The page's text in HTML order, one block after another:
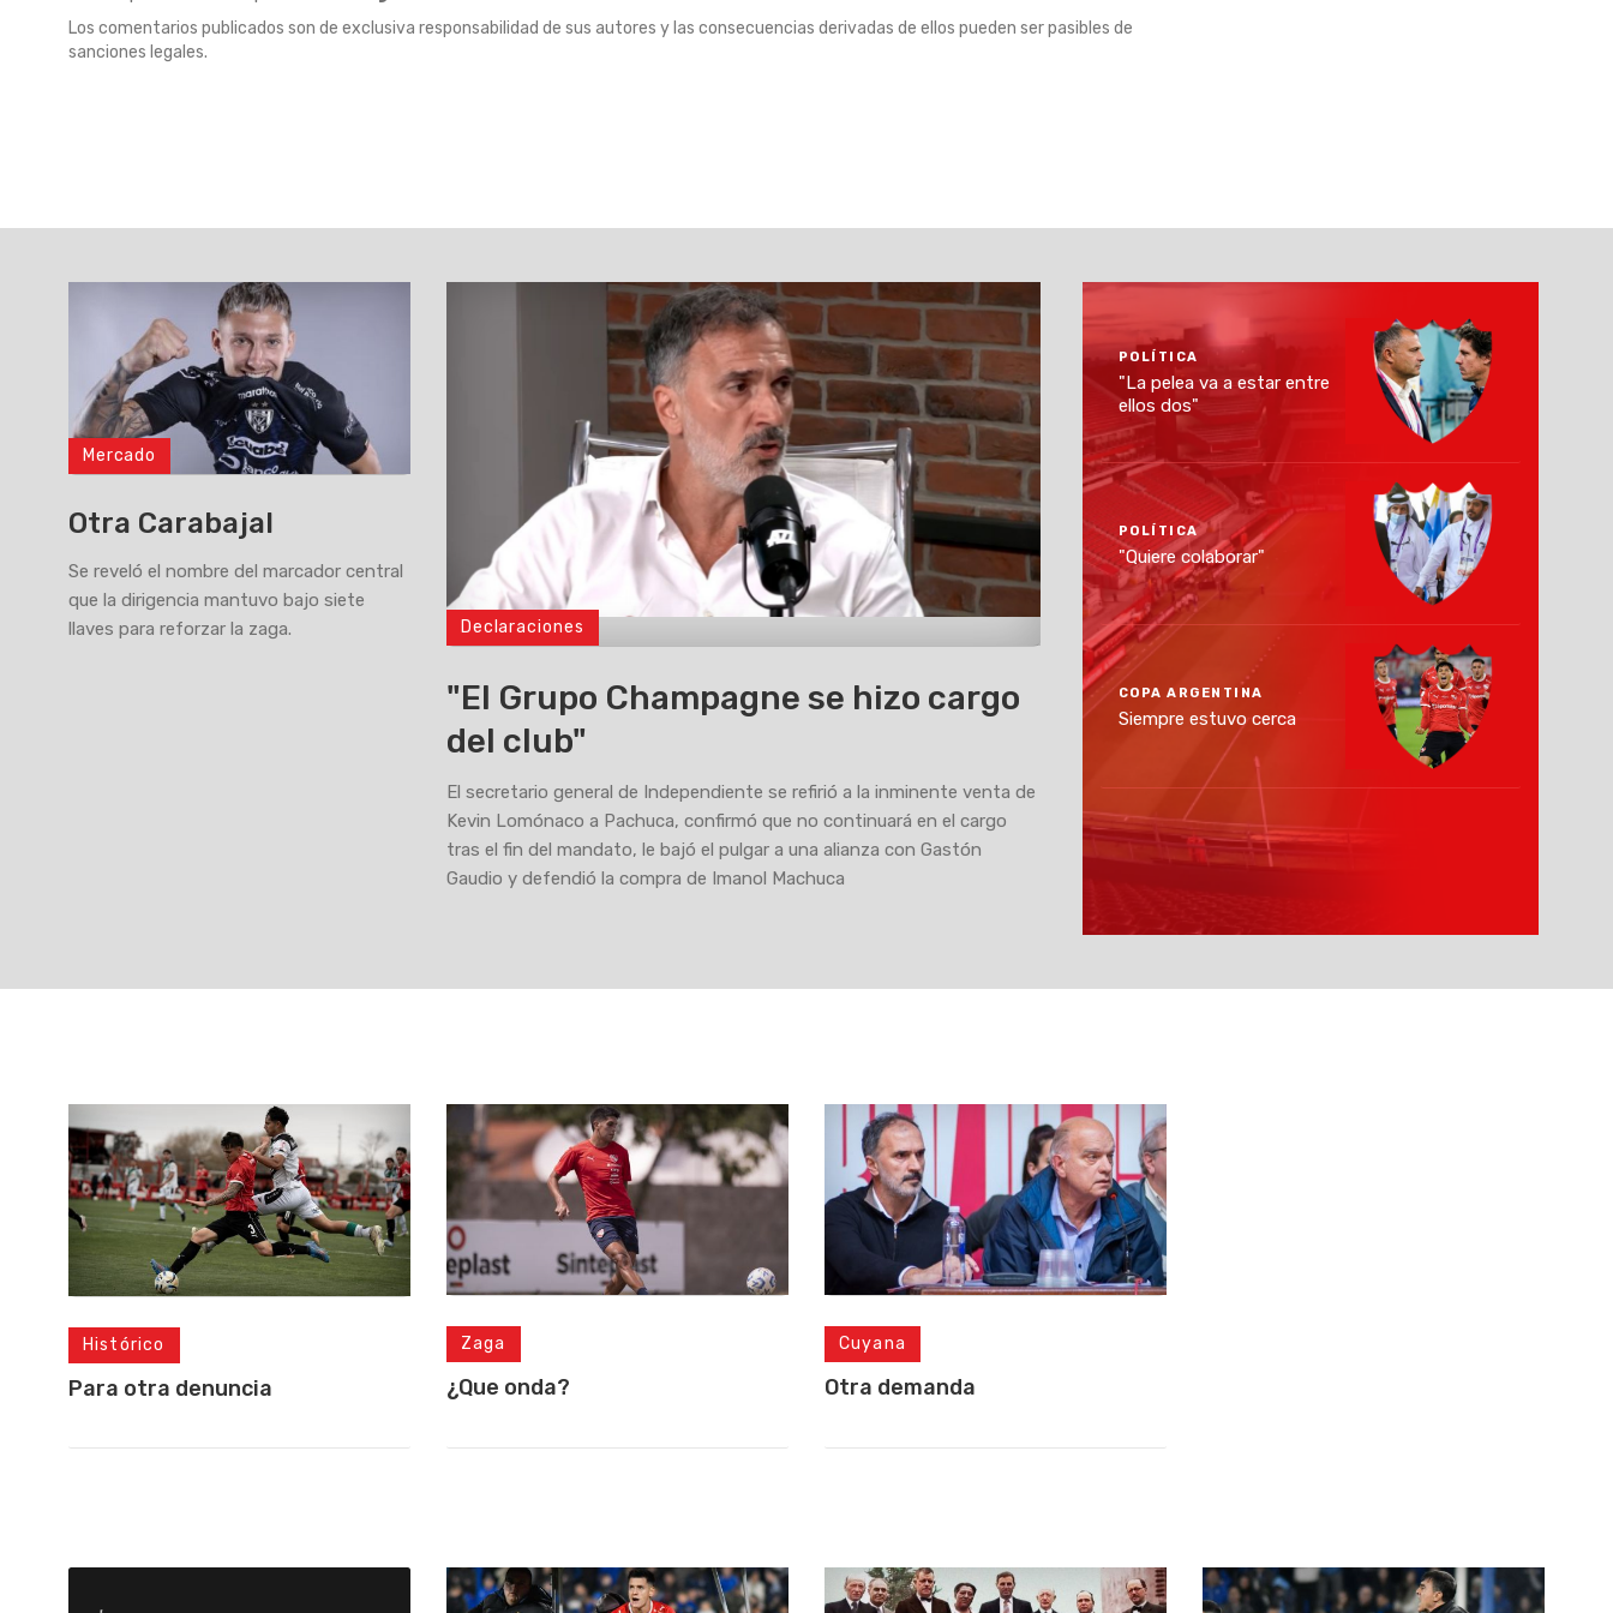
Los comentarios publicados son de exclusiva responsabilidad de sus autores y las consecuencias derivadas de ellos pueden ser pasibles de
sanciones legales.
Mercado
Otra Carabajal
Se reveló el nombre del marcador central
que la dirigencia mantuvo bajo siete
llaves para reforzar la zaga.
Declaraciones
"El Grupo Champagne se hizo cargo
del club"
El secretario general de Independiente se refirió a la inminente venta de
Kevin Lomónaco a Pachuca, confirmó que no continuará en el cargo
tras el fin del mandato, le bajó el pulgar a una alianza con Gastón
Gaudio y defendió la compra de Imanol Machuca
POLÍTICA
"La pelea va a estar entre
ellos dos"
POLÍTICA
"Quiere colaborar"
COPA ARGENTINA
Siempre estuvo cerca
Histórico
Para otra denuncia
Zaga
¿Que onda?
Cuyana
Otra demanda